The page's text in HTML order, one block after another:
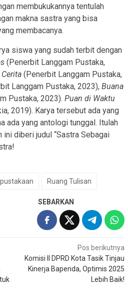
membukukannya tentulah
makna sastra yang bisa
membacanya.
siswa yang sudah terbit dengan
(Penerbit Langgam Pustaka,
(Penerbit Langgam Pustaka,
Langgam Pustaka, 2023), Buana
Pustaka, 2023). Puan di Waktu
2019). Karya tersebut ada yang
ada yang antologi tunggal. Itulah
ini diberi judul “Sastra Sebagai
Ruang Tulisan
SEBARKAN
Pos berikutnya
Komisi II DPRD Kota Tasik Tinjau
Kinerja Bapenda, Optimis 2025
Lebih Baik!